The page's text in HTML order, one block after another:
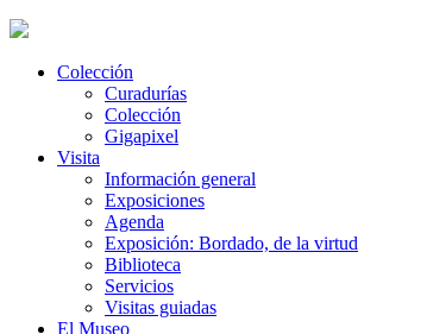
Colección
Curadurías
Colección
Gigapixel
Visita
Información general
Exposiciones
Agenda
Exposición: Bordado, de la virtud
Biblioteca
Servicios
Visitas guiadas
El Museo